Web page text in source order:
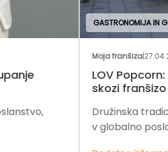
GASTRONOMIJA IN GOSTINSTVO
Moja franšiza|27.04.2026
LOV Popcorn:
skozi franšizo
Družinska tradicija, ki
v globalno poslovno